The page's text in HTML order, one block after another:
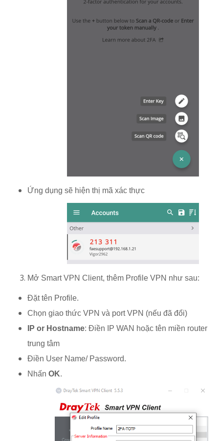
Ứng dụng sẽ hiện thị mã xác thực
Mở Smart VPN Client, thêm Profile VPN như sau:
Đặt tên Profile.
Chọn giao thức VPN và port VPN (nếu đã đổi)
IP or Hostname: Điền IP WAN hoặc tên miền router
trung tâm
Điền User Name/ Password.
Nhấn OK.